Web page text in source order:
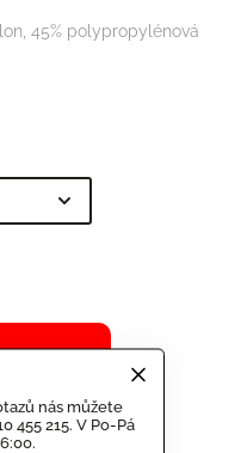
nás můžete
455 215. V Po-Pá
45% polypropylénová